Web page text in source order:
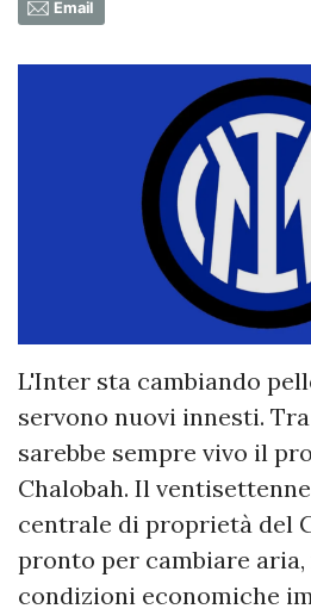
Email
L'Inter sta cambiando
servono nuovi innesti.
sarebbe sempre vivo il
Chalobah. Il
centrale di proprietà del
pronto per cambiare
condizioni economiche